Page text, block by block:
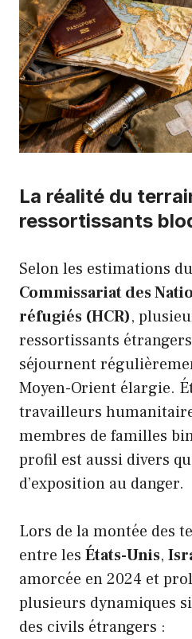
La réalité du
ressortissants
Selon les estimations du
Commissariat des
réfugiés (HCR),
ressortissants
séjournent
Moyen-Orient élargie.
travailleurs
membres de familles
profil est aussi divers
d’exposition au danger.
Lors de la montée des
entre les États-Unis,
amorcée en 2024 et
plusieurs dynamiques
des civils étrangers :